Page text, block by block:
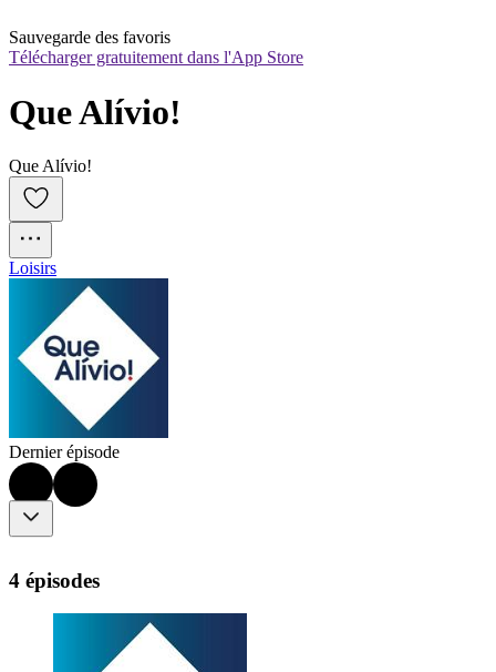
Sauvegarde des favoris
Télécharger gratuitement dans l'App Store
Que Alívio!
Que Alívio!
Loisirs
Dernier épisode
4 épisodes